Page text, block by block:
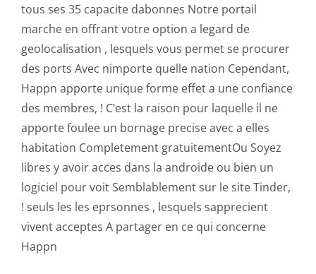
tous ses 35 capacite dabonnes Notre portail
marche en offrant votre option a legard de
geolocalisation , lesquels vous permet se procurer
des ports Avec nimporte quelle nation Cependant,
Happn apporte unique forme effet a une confiance
des membres, ! C’est la raison pour laquelle il ne
apporte foulee un bornage precise avec a elles
habitation Completement gratuitementOu Soyez
libres y avoir acces dans la androide ou bien un
logiciel pour voit Semblablement sur le site Tinder,
! seuls les les eprsonnes , lesquels sapprecient
vivent acceptes A partager en ce qui concerne
Happn